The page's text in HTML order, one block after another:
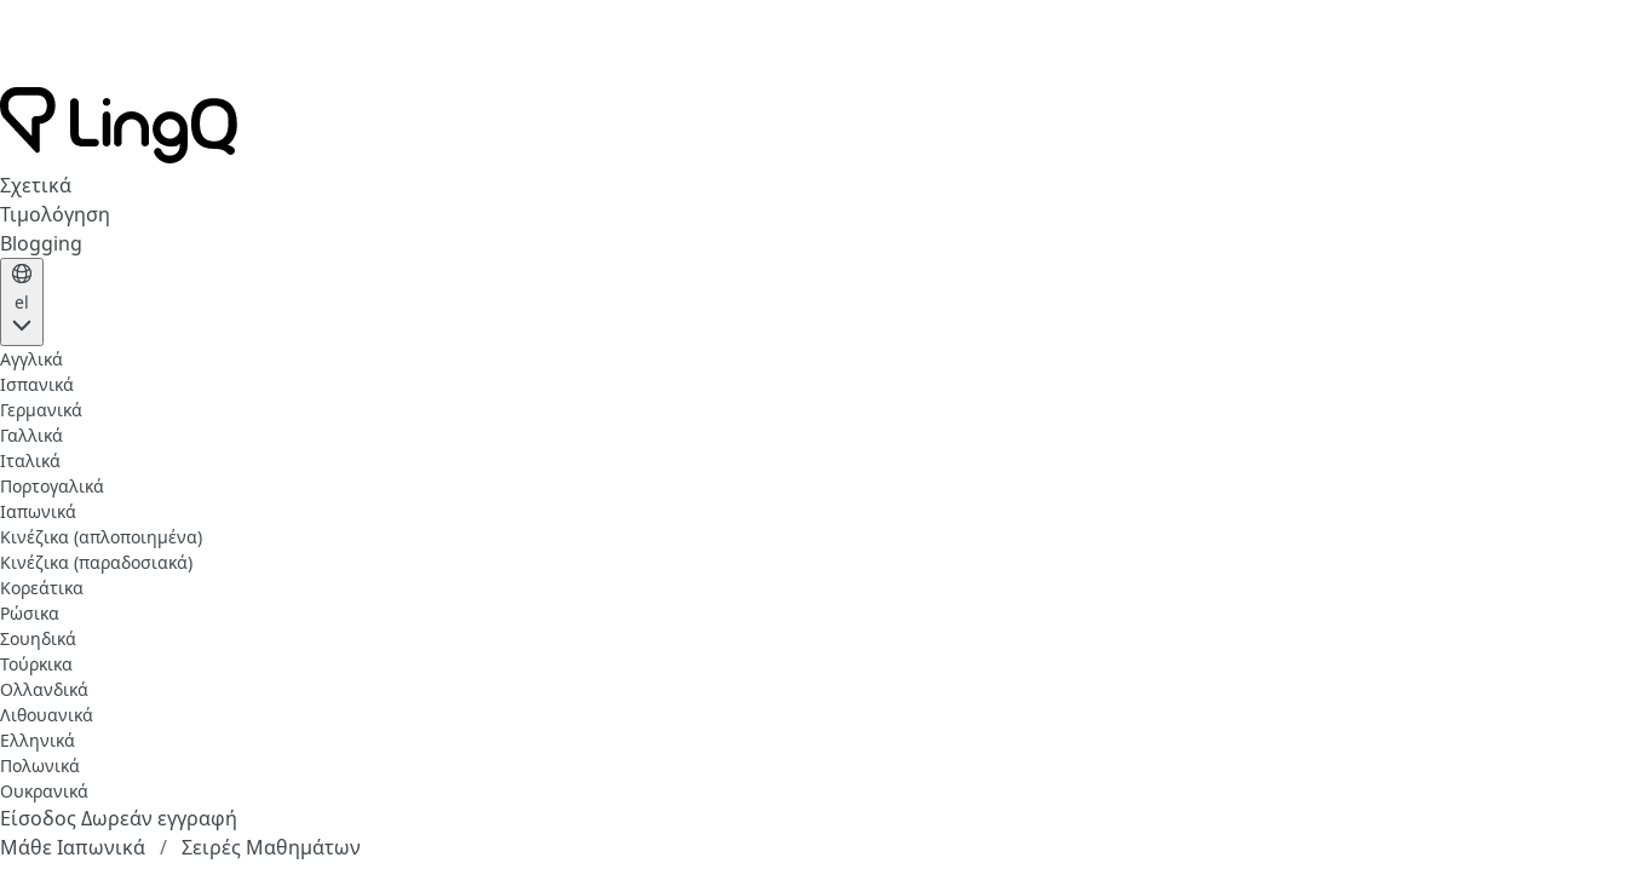
Σχετικά
Τιμολόγηση
Blogging
el
Αγγλικά
Ισπανικά
Γερμανικά
Γαλλικά
Ιταλικά
Πορτογαλικά
Ιαπωνικά
Κινέζικα (απλοποιημένα)
Κινέζικα (παραδοσιακά)
Κορεάτικα
Ρώσικα
Σουηδικά
Τούρκικα
Ολλανδικά
Λιθουανικά
Ελληνικά
Πολωνικά
Ουκρανικά
ΕίσοδοςΔωρεάν εγγραφή
Μάθε Ιαπωνικά
Σειρές Μαθημάτων